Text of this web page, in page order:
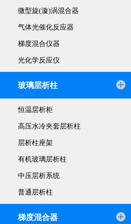
微型旋(漩)涡混合器
气体光催化反应器
梯度混合仪器
光化学反应仪
玻璃层析柱
恒温层析柜
高压水冷夹套层析柱
层析柱座架
有机玻璃层析柱
中压层析系统
普通层析柱
梯度混合器